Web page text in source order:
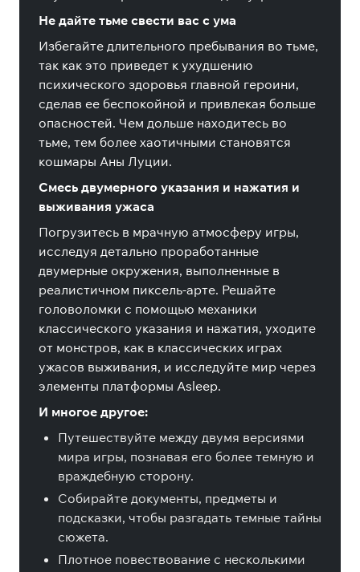
Не дайте тьме свести вас с ума
Избегайте длительного пребывания во тьме,
так как это приведет к ухудшению
психического здоровья главной героини,
сделав ее беспокойной и привлекая больше
опасностей. Чем дольше находитесь во
тьме, тем более хаотичными становятся
кошмары Аны Луции.
Смесь двумерного указания и нажатия и
выживания ужаса
Погрузитесь в мрачную атмосферу игры,
исследуя детально проработанные
двумерные окружения, выполненные в
реалистичном пиксель-арте. Решайте
головоломки с помощью механики
классического указания и нажатия, уходите
от монстров, как в классических играх
ужасов выживания, и исследуйте мир через
элементы платформы Asleep.
И многое другое:
Путешествуйте между двумя версиями
мира игры, познавая его более темную и
враждебную сторону.
Собирайте документы, предметы и
подсказки, чтобы разгадать темные тайны
сюжета.
Плотное повествование с несколькими